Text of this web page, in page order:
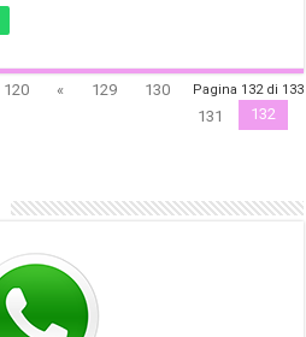
Pagina 132 di 133
120 « 129
130
131
132